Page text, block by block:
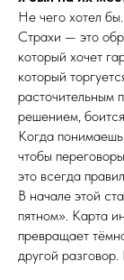
Не чего хотел
Страхи — это
который хочет
который
расточительным
решением,
Когда
чтобы
это всегда
В начале этой
пятном». Карта
превращает
другой разговор.